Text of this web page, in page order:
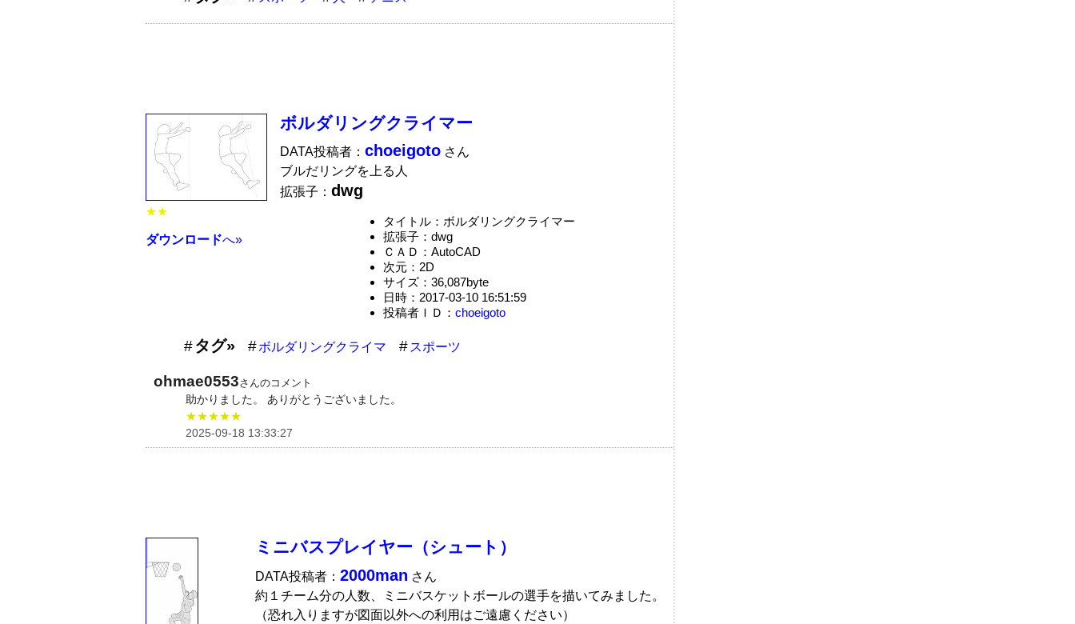
★★
ダウンロードへ»
ボルダリングクライマー
DATA投稿者： choeigoto さん
ブルだリングを上る人
拡張子： dwg
タイトル：ボルダリングクライマー
拡張子：dwg
ＣＡＤ：AutoCAD
次元：2D
サイズ：36,087byte
日時：2017-03-10 16:51:59
投稿者ＩＤ： choeigoto
タグ» ボルダリングクライマ スポーツ
ohmae0553さんのコメント
助かりました。 ありがとうございました。
★★★★★
2025-09-18 13:33:27
ミニバスプレイヤー（シュート）
DATA投稿者： 2000man さん
約１チーム分の人数、ミニバスケットボールの選手を描いてみました。
（恐れ入りますが図面以外への利用はご遠慮ください）